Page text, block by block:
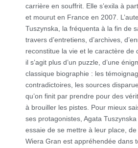
carrière en souffrit. Elle s’exila à
et mourut en France en 2007.
Tuszynska, la fréquenta à la fin de
travers d’entretiens, d’archives,
reconstitue la vie et le caractère de
il s’agit plus d’un puzzle, d’une
classique biographie : les
contradictoires, les sources
qu’on finit par prendre pour des
à brouiller les pistes. Pour mieux
ses protagonistes, Agata
essaie de se mettre à leur place,
Wiera Gran est appréhendée dans